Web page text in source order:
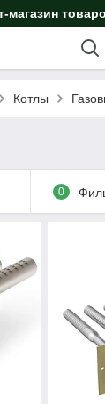
магазин
Котлы
0